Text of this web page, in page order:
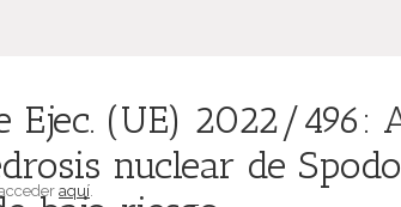
Ejec. (UE) 2022/496:
nuclear de
aquí.